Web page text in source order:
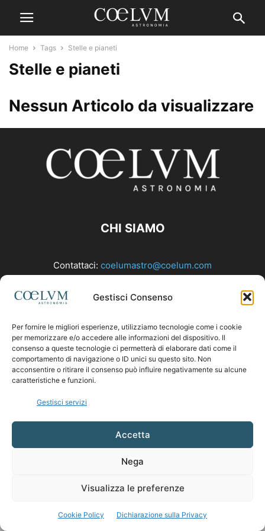
Gestisci Consenso
Per fornire le migliori esperienze, utilizziamo tecnologie come i cookie
per memorizzare e/o accedere alle informazioni del dispositivo. Il
consenso a queste tecnologie ci permetterà di elaborare dati come il
comportamento di navigazione o ID unici su questo sito. Non
acconsentire o ritirare il consenso può influire negativamente su alcune
caratteristiche e funzioni.
Gestisci servizi
Accetta
Nega
Visualizza le preferenze
Cookie Policy Dichiarazione sulla Privacy
Home Tags Stelle e pianeti
Stelle e pianeti
Nessun Articolo da visualizzare
CHI SIAMO
Contattaci: coelumastro@coelum.com
SEGUICI